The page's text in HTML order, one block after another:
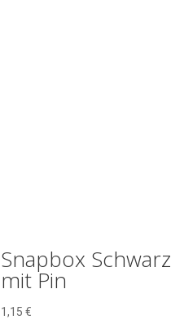
Snapbox Schwarz
mit Pin
1,15 €